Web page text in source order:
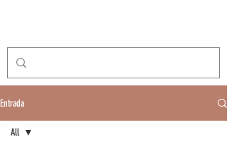
Entrada
All